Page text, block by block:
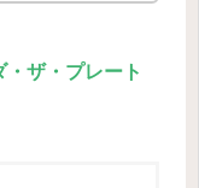
ザ・プレート